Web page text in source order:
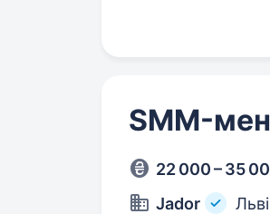
SMM-
22 000 – 35
Jador